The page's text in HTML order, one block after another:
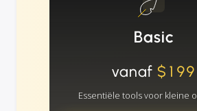
Basic
vanaf $199
Essentiële tools voor kleine